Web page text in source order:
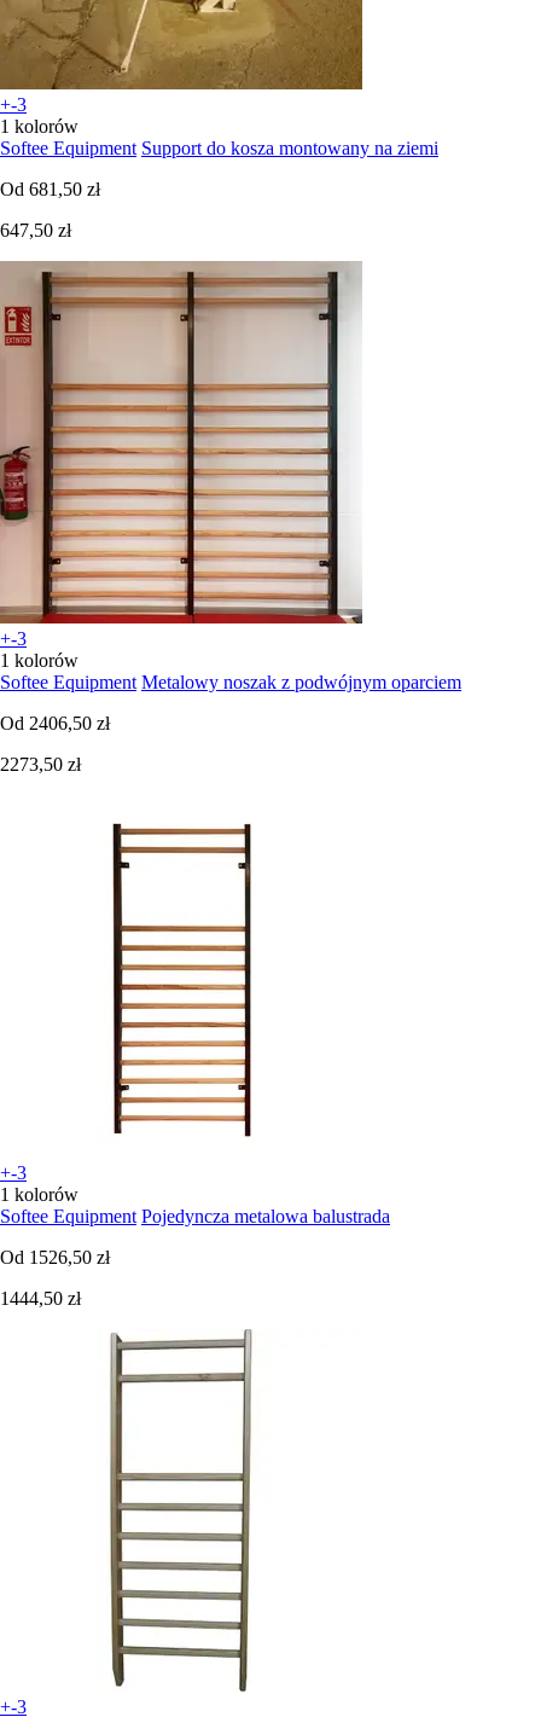
+-3
1 kolorów
Softee Equipment Support do kosza montowany na ziemi
Od 681,50 zł
647,50 zł
+-3
1 kolorów
Softee Equipment Metalowy noszak z podwójnym oparciem
Od 2406,50 zł
2273,50 zł
+-3
1 kolorów
Softee Equipment Pojedyncza metalowa balustrada
Od 1526,50 zł
1444,50 zł
+-3